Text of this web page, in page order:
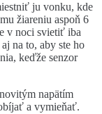
ju vonku, kde
žiareniu aspoň 6
v noci svietiť iba
na to, aby ste ho
keďže senzor
napätím
a vymieňať.